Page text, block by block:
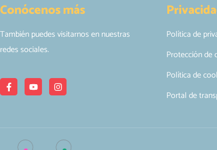
Conócenos más
También puedes visitarnos en nuestras
redes sociales.
Política de
Protección de
Política de
Portal de